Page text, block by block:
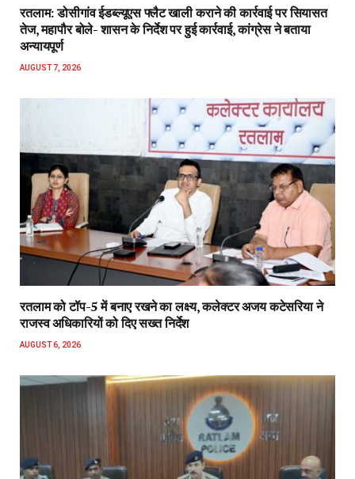
रतलाम: डोसीगांव ईडब्ल्यूएस फ्लैट खाली कराने की कार्रवाई पर सियासत
तेज, महापौर बोले- शासन के निर्देश पर हुई कार्रवाई, कांग्रेस ने बताया
अन्यायपूर्ण
AUGUST 7, 2026
रतलाम को टॉप-5 में बनाए रखने का लक्ष्य, कलेक्टर अजय कटेसरिया ने
राजस्व अधिकारियों को दिए सख्त निर्देश
AUGUST 6, 2026